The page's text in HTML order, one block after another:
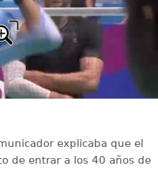
explicaba que el
de entrar a los 40 años de